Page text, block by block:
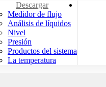
Descargar
Medidor de flujo
Análisis de líquidos
Nivel
Presión
Productos del sistema
La temperatura